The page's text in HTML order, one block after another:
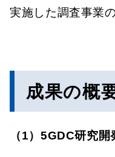
実施した調査事業
成果の概
（1）5GDC研究